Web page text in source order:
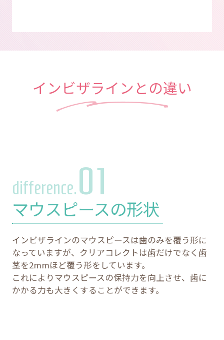
インビザラインとの違い
difference.01
マウスピースの形状
インビザラインのマウスピースは歯のみを覆う形に
なっていますが、クリアコレクトは歯だけでなく歯
茎を2mmほど覆う形をしています。
これによりマウスピースの保持力を向上させ、歯に
かかる力も大きくすることができます。